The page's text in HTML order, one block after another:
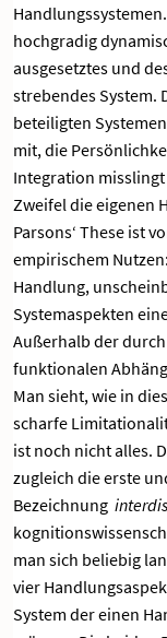
hochgradig
ausgesetztes und
strebendes System.
beteiligten
mit, die
Integration
Zweifel die eigenen
Parsons‘ These ist
empirischem
Handlung,
Systemaspekten
Außerhalb der
funktionalen
Man sieht, wie in
scharfe
ist noch nicht alles.
zugleich die erste
Bezeichnung
man sich beliebig
vier
System der einen